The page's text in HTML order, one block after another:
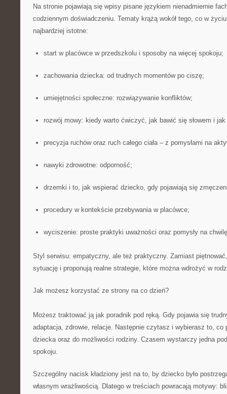
Na stronie pojawiają się wpisy pisane językiem nienadmiernie
codziennym doświadczeniu. Tematy krążą wokół tego, co w
najbardziej istotne:
start w placówce w przedszkolu i sposoby na więcej spokoju;
zachowania dziecka: od trudnych momentów po ciszę;
umiejętności społeczne: rozwiązywanie konfliktów;
rozwój mowy: kiedy warto ćwiczyć, jak bawić się słowem i jak
precyzja ruchów oraz ruch całego ciała – z pomysłami na
nawyki zdrowotne: odporność;
drzemki i to, jak wspierać dziecko, gdy pojawiają się
procedury w kontekście przebywania w placówce;
wyciszenie: proste praktyki uważności oraz pomysły na
Styl serwisu: empatyczny, ale też praktyczny. Zamiast
sytuację i proponują realne strategie, które można wdrożyć w
Jak możesz korzystać ze strony na co dzień?
Możesz traktować ją jak poradnik pod ręką. Gdy pojawia się
adaptacja, zdrowie, relacje. Następnie czytasz i wybierasz to, co
dziecka oraz do możliwości rodziny. Czasem wystarczy jedna
spokoju.
Szczególny nacisk kładziony jest na to, by dziecko było
własnym wrażliwością. Dlatego w treściach powracają motywy: